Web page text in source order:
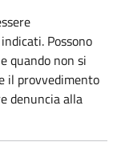
Possono
quando non si
il provvedimento
denuncia alla